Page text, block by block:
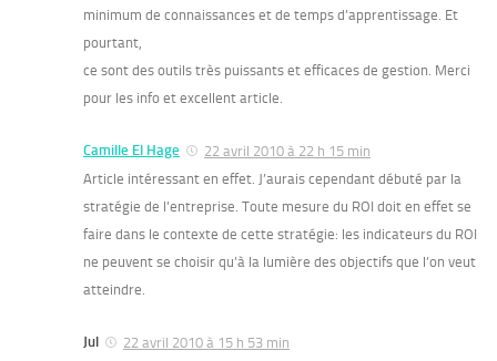
minimum de connaissances et de temps d’apprentissage. Et
pourtant,
ce sont des outils très puissants et efficaces de gestion. Merci
pour les info et excellent article.
Camille El Hage
22 avril 2010 à 22 h 15 min
Article intéressant en effet. J’aurais cependant débuté par la
stratégie de l’entreprise. Toute mesure du ROI doit en effet se
faire dans le contexte de cette stratégie: les indicateurs du ROI
ne peuvent se choisir qu’à la lumière des objectifs que l’on veut
atteindre.
Jul
22 avril 2010 à 15 h 53 min